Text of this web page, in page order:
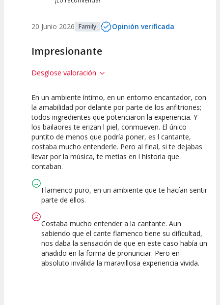
20 Junio 2026 Family Opinión verificada
Impresionante
Desglose valoración
10
Calidad del
Espectáculo
10
Puesta en
Escena
10
Interpretación
artística
En un ambiente íntimo, en un entorno encantador, con
la amabilidad por delante por parte de los anfitriones;
todos ingredientes que potenciaron la experiencia. Y
los bailaores te erizan l piel, conmueven. El único
puntito de menos que podría poner, es l cantante,
costaba mucho entenderle. Pero al final, si te dejabas
llevar por la música, te metías en l historia que
contaban.
Flamenco puro, en un ambiente que te hacían sentir
parte de ellos.
Costaba mucho entender a la cantante. Aun
sabiendo que el cante flamenco tiene su dificultad,
nos daba la sensación de que en este caso había un
añadido en la forma de pronunciar. Pero en
absoluto inválida la maravillosa experiencia vivida.